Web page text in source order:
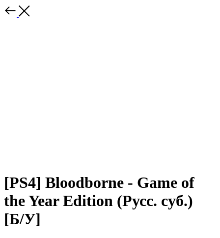
[PS4] Bloodborne - Game of
the Year Edition (Русс. суб.)
[Б/У]